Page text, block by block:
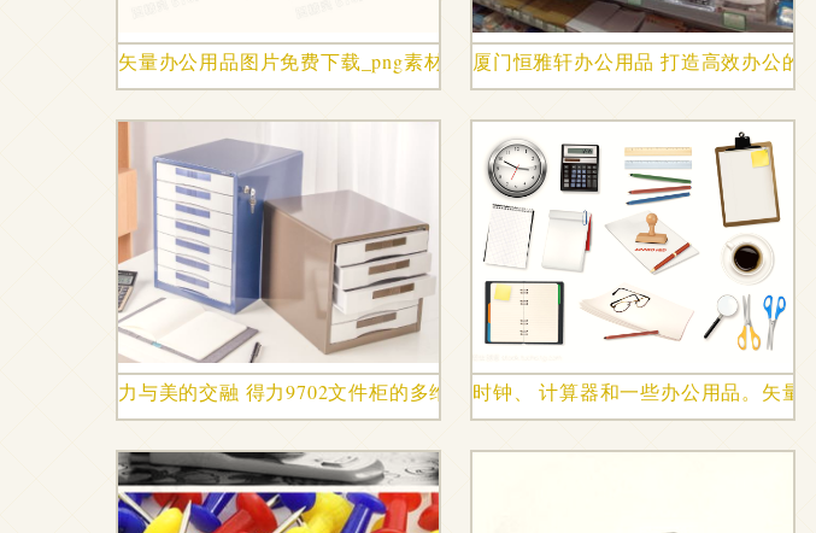
矢量办公用品图片免费下载_png素材_编号vwxi9x4厦门恒雅轩办公用品 打造高效办公的
力与美的交融 得力9702文件柜的多维空间管理之道时钟、 计算器和一些办公用品。矢量